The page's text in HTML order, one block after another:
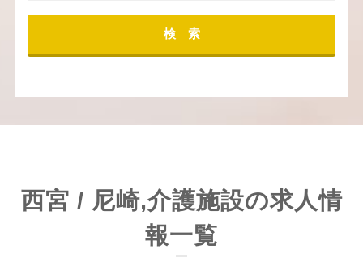
検 索
西宮 / 尼崎,介護施設の求人情
報一覧